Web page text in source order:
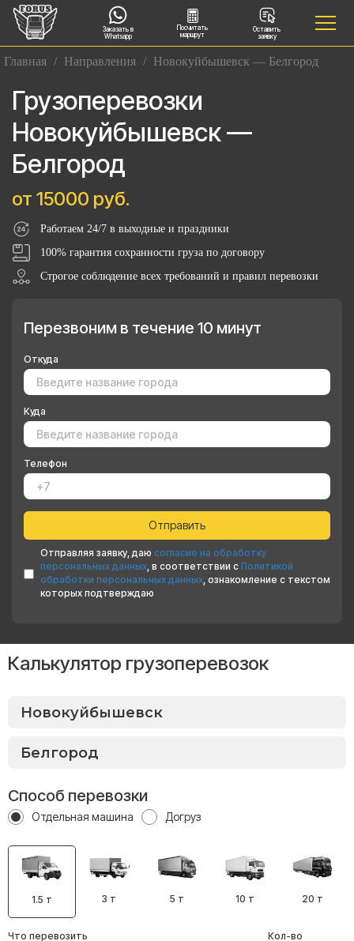
Заказать в
Whatsapp
Посчитать
маршрут
Оставить
заявку
Главная / Направления / Новокуйбышевск — Белгород
Грузоперевозки
Новокуйбышевск —
Белгород
от 15000 руб.
Работаем 24/7 в выходные и праздники
100% гарантия сохранности груза по договору
Строгое соблюдение всех требований и правил перевозки
Перезвоним в течение 10 минут
Откуда
Куда
Телефон
Отправляя заявку, даю согласие на обработку
персональных данных, в соответствии с Политикой
обработки персональных данных, ознакомление с текстом
которых подтверждаю
Калькулятор грузоперевозок
Способ перевозки
Отдельная машина Догруз
1.5 т 3 т 5 т 10 т 20 т
Что перевозить Кол-во